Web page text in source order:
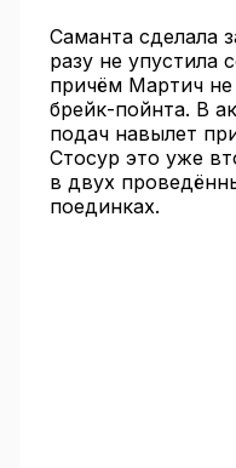
Саманта сделала
разу не упустила
причём Мартич не
брейк-пойнта. В
подач навылет
Стосур это уже
в двух
поединках.